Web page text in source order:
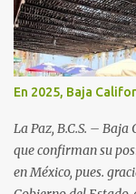
En 2025, Baja
La Paz, B.C.S. –
que confirman su
en México, pues.